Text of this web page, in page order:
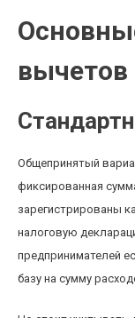
вычетов
Общепринятый
фиксированная
зарегистрированы
налоговую
предпринимателей
базу на сумму